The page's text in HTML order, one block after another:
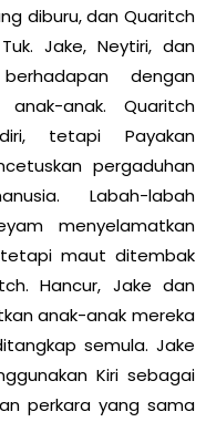
diburu, dan Quaritch
Jake, Neytiri, dan
dengan
anak. Quaritch
tetapi Payakan
pergaduhan
Labah-labah
menyelamatkan
tetapi maut ditembak
Hancur, Jake dan
anak-anak mereka
semula. Jake
Kiri sebagai
perkara yang sama